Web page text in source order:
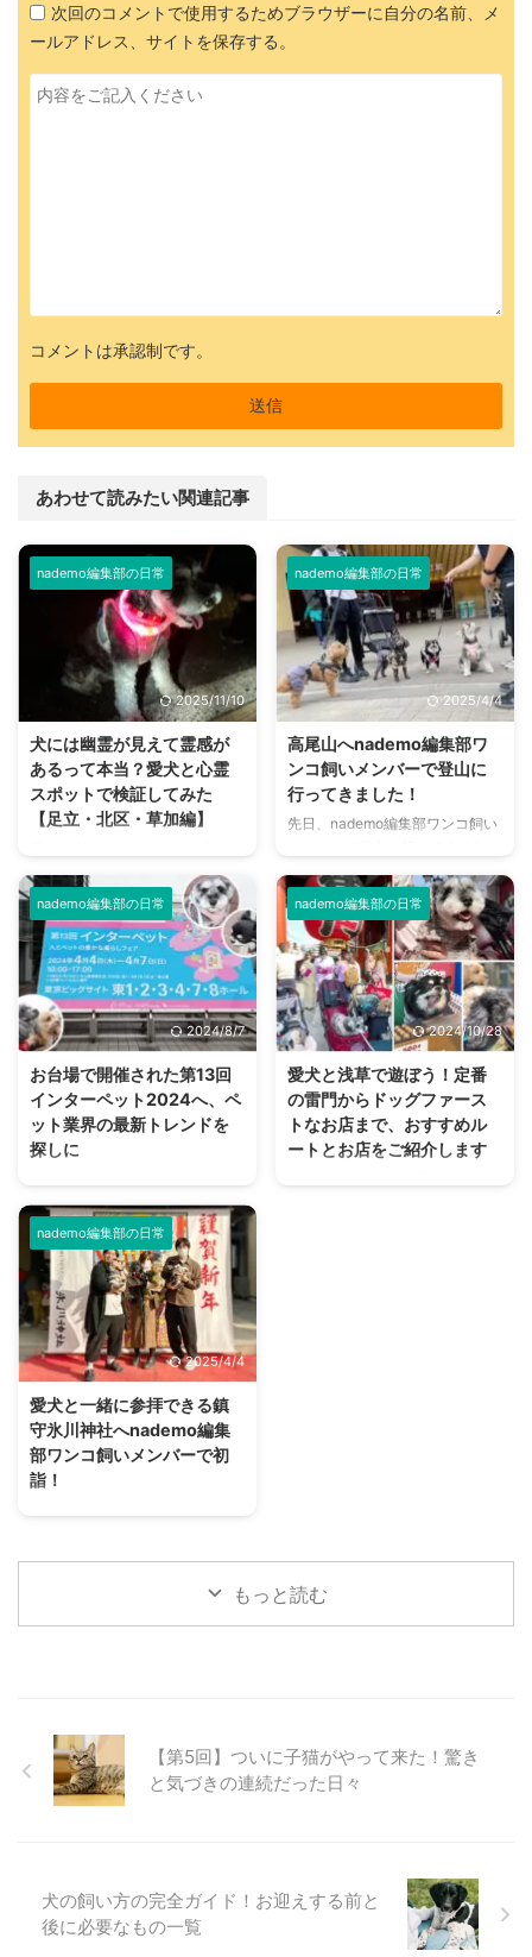
次回のコメントで使用するためブラウザーに自分の名前、メ
ールアドレス、サイトを保存する。
コメントは承認制です。
あわせて読みたい関連記事
nademo編集部の日常
2025/11/10
犬には幽霊が見えて霊感が
あるって本当？愛犬と心霊
スポットで検証してみた
【足立・北区・草加編】
いて唸りだしたり吠えたりした！
このようなことを経験をしたり見
たことがある方は、多いのではな
いでしょうか？ 「まさか…何かが
見えている？…」 これは検証して
みたいと思い、nademo編集部の
ワンコと一緒に心霊スポットに行
ってみることにしました。 夏の
暑さを吹き飛ばす、背筋がゾッと
冷えてしまいそうな企画を決行し
ます。 ワンコには幽霊が見える
のか 古来より犬には幽霊が見え
るとか、亡くなったワンコが守護
霊となるなど、スピリチュアル的
な話が尽きない動物です。 では
ワンコに人間には見え ...
nademo編集部の日常
2025/4/4
高尾山へnademo編集部ワ
ンコ飼いメンバーで登山に
行ってきました！
先日、nademo編集部ワンコ飼い
た！ 登ったのは観光客からの登
山者も多く、令和2年に日本遺産
に認定された東京都八王子市にあ
る「高尾山」。 私以外のメンバ
ーは登山経験者でしたが、ワンコ
と行くのは初めてとのこと。 高
尾山や、山を駆け登るワンコたち
の一日をレポートします！ 東京
都八王子市の高尾山 高尾山は東
京都八王子市にある標高599mの
山で、富士山の6分の1ほどの高
さ。 日本国内で登山ができる山
の中でも、登りやすさから非常に
nademo編集部の日常
2024/8/7
お台場で開催された第13回
インターペット2024へ、ペ
ット業界の最新トレンドを
探しに
ビッグサイトで開催されたペット
の祭典「インターペット」に参加
してきました。 朝、開始時間に
行ったものの入り口は長蛇の列。
多くの来場者に混じってわんこや
ニャンコもたくさん来ていた、大
盛況イベントのレポートをお届け
します。 インターペットとは ペ
ットにまつわるフードやグッズの
展示会・インターペットは、国内
最大のペットイベントです。「人
とペットの豊かな暮らし」をテー
マに毎年、開催されています。
いました。 13回目 ...
nademo編集部の日常
2024/10/28
愛犬と浅草で遊ぼう！定番
の雷門からドッグファース
トなお店まで、おすすめル
ートとお店をご紹介します
寺を目指しつつ、犬猫用品店であ
...
nademo編集部の日常
2025/4/4
愛犬と一緒に参拝できる鎮
守氷川神社へnademo編集
部ワンコ飼いメンバーで初
詣！
すが、みんなで行くのは初めての
試みです。 今回、初詣の場所と
ポートします！ 愛犬と一緒に参
拝できる鎮守氷川神社って？
「氷川神社」という名前は、お聞
ほどあり、鎮守氷川神社 ...
もっと読む
【第5回】ついに子猫がやって来た！驚き
と気づきの連続だった日々
犬の飼い方の完全ガイド！お迎えする前と
後に必要なもの一覧